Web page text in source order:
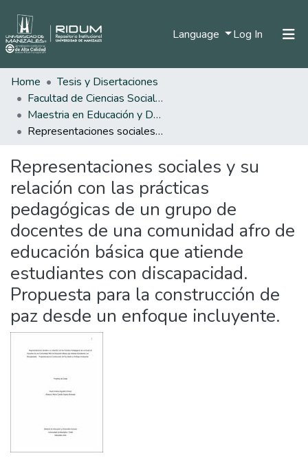
Language Log In (current)
Statistics
Home
Tesis y Disertaciones
Facultad de Ciencias Sociales y Humanas
Maestria en Educación y Desarrollo Humano
Representaciones sociales y su relación con las prácticas pedagógicas de un grupo de docentes de una comunidad afro de educación básica que atiende estudiantes con discapacidad. Propuesta para la construcción de paz desde un enfoque incluyente.
Representaciones sociales y su
relación con las prácticas
pedagógicas de un grupo de
docentes de una comunidad afro de
educación básica que atiende
estudiantes con discapacidad.
Propuesta para la construcción de
paz desde un enfoque incluyente.